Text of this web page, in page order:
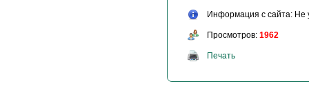
Информация с сайта: Не
Просмотров: 1962
Печать